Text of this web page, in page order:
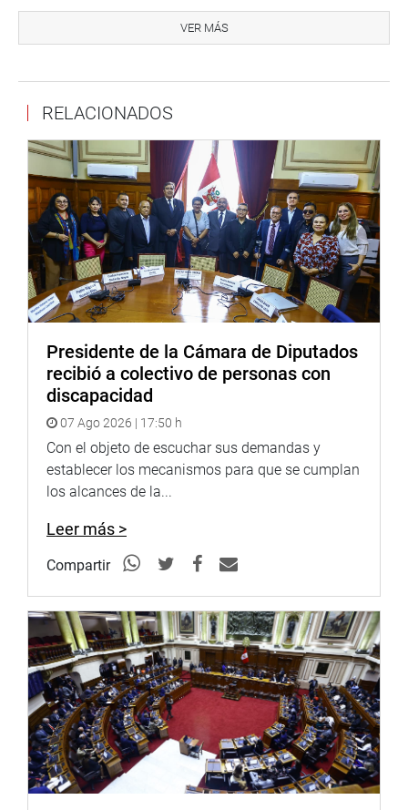
necesita tener un terreno donde vivir, una casita -por más
modesta que sea- donde nuestros hijos vivan con
nos retiran, que la FAP no está enjuiciando. Por eso,
nos han dado estos recursos para el saneamiento de La
Joya”, acotó.
Finalmente, resaltó que luego del diagnóstico que se
haga se continuará con la titulación individual de cada
propiedad. “Porque democracia es que mi hijo tenga
posibilidad de estudiar, tenga agua, corriente eléctrica, un
colegio, salud (…) por eso tenemos que trabajar juntos”,
destacó.
En la actividad estuvo presente la legisladora Kira
Alcarraz Agüero (PP) y el presidente de las UPIS del centro
poblado La Joya, Marco Manrique, entre otras
autoridades y dirigentes locales.
OFICINA DE COMUNICACIONES E IMAGEN
INSTITUCIONAL
VER MÁS
RELACIONADOS
Presidente de la Cámara de Diputados
recibió a colectivo de personas con
discapacidad
07 Ago 2026 | 17:50 h
Con el objeto de escuchar sus demandas y
establecer los mecanismos para que se cumplan
los alcances de la...
Leer más >
Compartir